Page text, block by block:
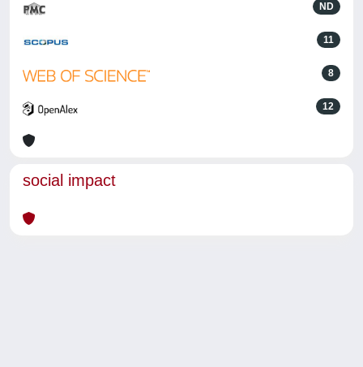
ND
11
8
12
social impact